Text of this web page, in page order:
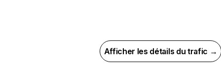
Afficher les détails du trafic →